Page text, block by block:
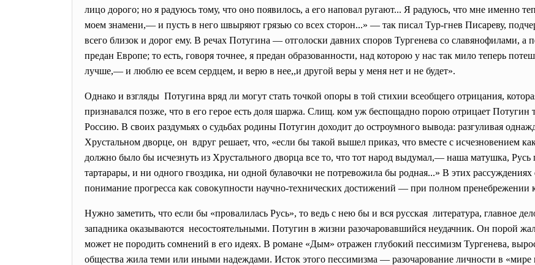
лицо дорого; но я радуюсь тому, что оно появилось, а его наповал ругают... Я радуюсь, что мне именно
моем знамени,— и пусть в него швыряют грязью со всех сторон...» — так писал Тур-гнев Писареву,
всего близок и дорог ему. В речах Потугина — отголоски давних споров Тургенева со славянофилами, а
предан Европе; то есть, говоря точнее, я предан образованности, над которою у нас так мило теперь
лучше,— и люблю ее всем сердцем, и верю в нее,,и другой веры у меня нет и не будет».
Однако и взгляды Потугина вряд ли могут стать точкой опоры в той стихии всеобщего отрицания,
признавался позже, что в его герое есть доля шаржа. Слищ. ком уж беспощадно порою отрицает Потугин
Россию. В своих раздумьях о судьбах родины Потугин доходит до остроумного вывода: разгуливая
Хрустальном дворце, он вдруг решает, что, «если бы такой вышел приказ, что вместе с исчезновением
должно было бы исчезнуть из Хрустального дворца все то, что тот народ выдумал,— наша матушка, Русь
тартарары, и ни одного гвоздика, ни одной булавочки не потревожила бы родная...» В этих рассуждениях
понимание прогресса как совокупности научно-технических достижений — при полном пренебрежении
Нужно заметить, что если бы «провалилась Русь», то ведь с нею бы и вся русская литература, главное
западника оказываются несостоятельными. Потугин в жизни разочаровавшийся неудачник. Он порой
может не породить сомнений в его идеях. В романе «Дым» отражен глубокий пессимизм Тургенева,
общества жила теми или иными надеждами. Исток этого пессимизма — разочарование личности в